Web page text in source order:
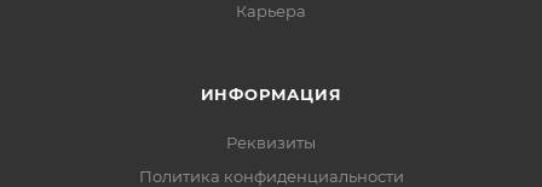
Карьера
ИНФОРМАЦИЯ
Реквизиты
Политика конфиденциальности